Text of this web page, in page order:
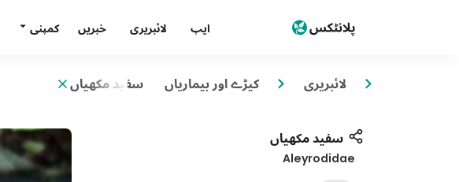
ایپ لائبریری خبریں کمپنی
لائبریری کیڑے اور بیماریاں سفید مکھیاں
سفید مکھیاں
Aleyrodidae